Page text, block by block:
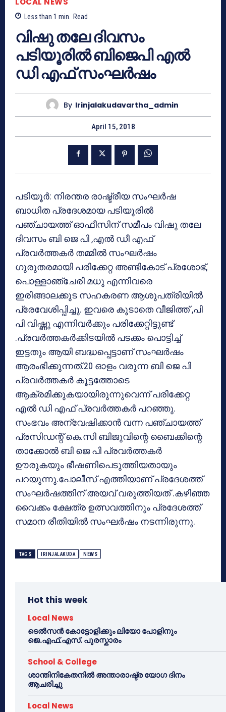
Less than 1 min. Read
വിഷു തലേ ദിവസം
പടിയൂരിൽ ബിജെപി എൽ
ഡി എഫ് സംഘർഷം
By Irinjalakudavartha_admin
April 15, 2018
പടിയൂർ: നിരന്തര രാഷ്ട്രീയ സംഘർഷ
ബാധിത പ്രദേശമായ പടിയൂരിൽ
പഞ്ചായത്ത് ഓഫീസിന് സമീപം വിഷു തലേ
ദിവസം ബി ജെ പി ,എൽ ഡീ എഫ്
പ്രവർത്തകർ തമ്മിൽ സംഘർഷം
ഗുരുതരമായി പരിക്കേറ്റ അണ്ടികോട് പ്രശോഭ്,
പൊള്ളാഞ്ചേരി മധു എന്നിവരെ
ഇരിങ്ങാലക്കുട സഹകരണ ആശുപത്രിയിൽ
പ്രേവേശിപ്പിച്ചു. ഇവരെ കൂടാതെ വീജിത്ത് ,പി
പി വിഷ്ണു എന്നിവർക്കും പരിക്കേറ്റിട്ടുണ്ട്
.പ്രവർത്തകർക്കിടയിൽ പടക്കം പൊട്ടിച്ച്
ഇട്ടതും ആയി ബദ്ധപ്പെട്ടാണ് സംഘർഷം
ആരംഭിക്കുന്നത്.20 ഓളം വരുന്ന ബി ജെ പി
പ്രവർത്തകർ കൂട്ടത്തോടെ
ആക്രമിക്കുകയായിരുന്നുവെന്ന് പരിക്കേറ്റ
എൽ ഡി എഫ് പ്രവർത്തകർ പറഞ്ഞു.
സംഭവം അന്വേഷിക്കാൻ വന്ന പഞ്ചായത്ത്
പ്രസിഡന്റ് കെ.സി ബിജുവിന്റെ ബൈക്കിന്റെ
താക്കോൽ ബി ജെ പി പ്രവർത്തകർ
ഊരുകയും ഭീഷണിപെടുത്തിയതായും
പറയുന്നു.പോലീസ് എത്തിയാണ് പ്രദേശത്ത്
സംഘർഷത്തിന് അയവ് വരുത്തിയത് .കഴിഞ്ഞ
വൈക്കം ക്ഷേത്ര ഉത്സവത്തിനും പ്രദേശത്ത്
സമാന രീതിയിൽ സംഘർഷം നടന്നിരുന്നു.
TAGS IRINJALAKUDA NEWS
Hot this week
Local News
ടെൽസൻ കോട്ടോളിക്കും ലിയോ പോളിനും
ജെ.എഫ്.എസ്. പുരസ്കാരം
School & College
ശാന്തിനികേതനിൽ അന്താരാഷ്ട്ര യോഗ ദിനം
ആചരിച്ചു
Local News